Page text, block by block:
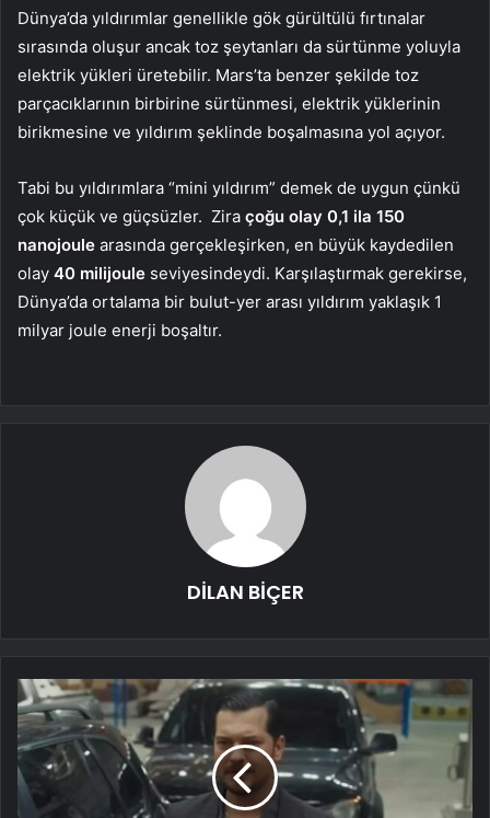
Dünya’da yıldırımlar genellikle gök gürültülü fırtınalar
sırasında oluşur ancak toz şeytanları da sürtünme yoluyla
elektrik yükleri üretebilir. Mars’ta benzer şekilde toz
parçacıklarının birbirine sürtünmesi, elektrik yüklerinin
birikmesine ve yıldırım şeklinde boşalmasına yol açıyor.
Tabi bu yıldırımlara “mini yıldırım” demek de uygun çünkü
çok küçük ve güçsüzler. Zira çoğu olay 0,1 ila 150
nanojoule arasında gerçekleşirken, en büyük kaydedilen
olay 40 milijoule seviyesindeydi. Karşılaştırmak gerekirse,
Dünya’da ortalama bir bulut-yer arası yıldırım yaklaşık 1
milyar joule enerji boşaltır.
DİLAN BİÇER